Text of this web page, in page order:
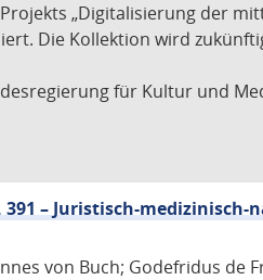
„Digitalisierung der
Die Kollektion wird
für Kultur und
391 – Juristisch-
von Buch; Godefridus de